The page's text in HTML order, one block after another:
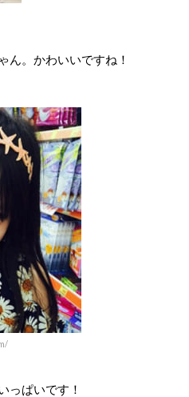
ん。かわいいですね！
っぱいです！